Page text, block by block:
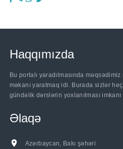
Haqqımızda
Bu portalı yaradılmasında
məkanı yaratmaq idi. Burada sizlər
gündəlik dərslərin yoxlanılması imkanı
Əlaqə
Azərbaycan, Bakı şəhəri